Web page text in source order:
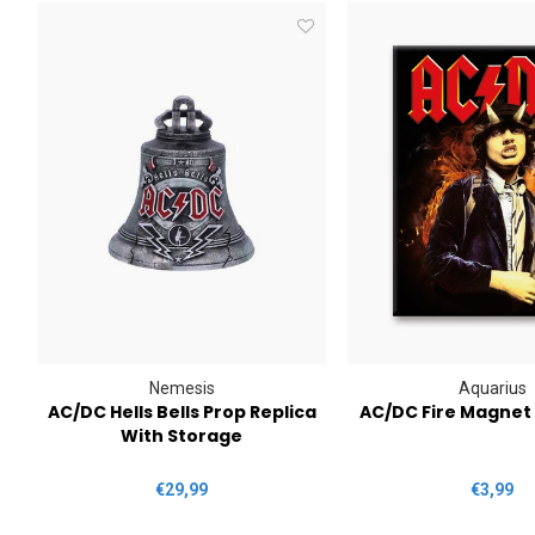
Nemesis
AC/DC Hells Bells Prop Replica
With Storage
€29,99
Aquarius
AC/DC Fire
€3,99